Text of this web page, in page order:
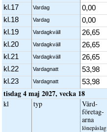
kl.17
Vardag
0,00
kl.18
Vardag
0,00
kl.19
Vardagkväll
26,65
kl.20
Vardagkväll
26,65
kl.21
Vardagkväll
26,65
kl.22
Vardagnatt
53,98
kl.23
Vardagnatt 53,98
tisdag 4 maj 2027, vecka 18
kl
typ
Vård­
företag­
arna
löne­påslag